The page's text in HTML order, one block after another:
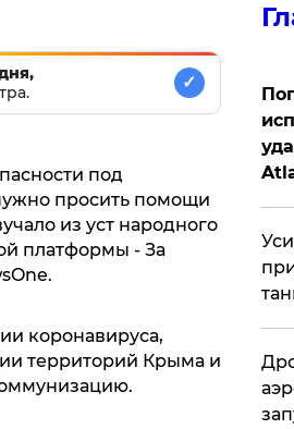
✓
под
просить помощи
из уст народного
платформы - За
коронавируса,
территорий Крыма и